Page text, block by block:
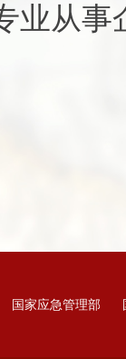
业从事
国家应急管理部